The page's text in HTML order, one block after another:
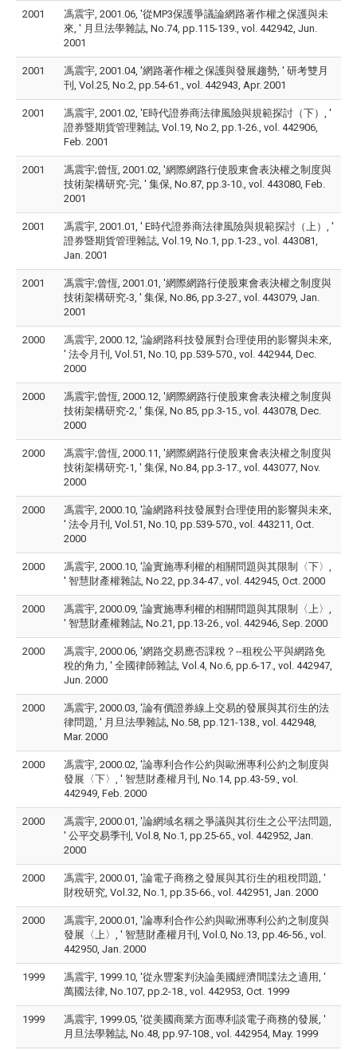
2001
馮震宇, 2001.06, '從MP3保護爭議論網路著作權之保護與未
來, ' 月旦法學雜誌, No.74, pp.115-139., vol. 442942, Jun.
2001
2001
馮震宇, 2001.04, '網路著作權之保護與發展趨勢, ' 研考雙月
刊, Vol.25, No.2, pp.54-61., vol. 442943, Apr. 2001
2001
馮震宇, 2001.02, 'E時代證券商法律風險與規範探討（下）, '
證券暨期貨管理雜誌, Vol.19, No.2, pp.1-26., vol. 442906,
Feb. 2001
2001
馮震宇;曾恆, 2001.02, '網際網路行使股東會表決權之制度與
技術架構研究-完, ' 集保, No.87, pp.3-10., vol. 443080, Feb.
2001
2001
馮震宇, 2001.01, ' E時代證券商法律風險與規範探討（上）, '
證券暨期貨管理雜誌, Vol.19, No.1, pp.1-23., vol. 443081,
Jan. 2001
2001
馮震宇;曾恆, 2001.01, '網際網路行使股東會表決權之制度與
技術架構研究-3, ' 集保, No.86, pp.3-27., vol. 443079, Jan.
2001
2000
馮震宇, 2000.12, '論網路科技發展對合理使用的影響與未來,
' 法令月刊, Vol.51, No.10, pp.539-570., vol. 442944, Dec.
2000
2000
馮震宇;曾恆, 2000.12, '網際網路行使股東會表決權之制度與
技術架構研究-2, ' 集保, No.85, pp.3-15., vol. 443078, Dec.
2000
2000
馮震宇;曾恆, 2000.11, '網際網路行使股東會表決權之制度與
技術架構研究-1, ' 集保, No.84, pp.3-17., vol. 443077, Nov.
2000
2000
馮震宇, 2000.10, '論網路科技發展對合理使用的影響與未來,
' 法令月刊, Vol.51, No.10, pp.539-570., vol. 443211, Oct.
2000
2000
馮震宇, 2000.10, '論實施專利權的相關問題與其限制〈下〉,
' 智慧財產權雜誌, No.22, pp.34-47., vol. 442945, Oct. 2000
2000
馮震宇, 2000.09, '論實施專利權的相關問題與其限制〈上〉,
' 智慧財產權雜誌, No.21, pp.13-26., vol. 442946, Sep. 2000
2000
馮震宇, 2000.06, '網路交易應否課稅？--租稅公平與網路免
稅的角力, ' 全國律師雜誌, Vol.4, No.6, pp.6-17., vol. 442947,
Jun. 2000
2000
馮震宇, 2000.03, '論有價證券線上交易的發展與其衍生的法
律問題, ' 月旦法學雜誌, No.58, pp.121-138., vol. 442948,
Mar. 2000
2000
馮震宇, 2000.02, '論專利合作公約與歐洲專利公約之制度與
發展〈下〉, ' 智慧財產權月刊, No.14, pp.43-59., vol.
442949, Feb. 2000
2000
馮震宇, 2000.01, '論網域名稱之爭議與其衍生之公平法問題,
' 公平交易季刊, Vol.8, No.1, pp.25-65., vol. 442952, Jan.
2000
2000
馮震宇, 2000.01, '論電子商務之發展與其衍生的租稅問題, '
財稅研究, Vol.32, No.1, pp.35-66., vol. 442951, Jan. 2000
2000
馮震宇, 2000.01, '論專利合作公約與歐洲專利公約之制度與
發展〈上〉, ' 智慧財產權月刊, Vol.0, No.13, pp.46-56., vol.
442950, Jan. 2000
1999
馮震宇, 1999.10, '從永豐案判決論美國經濟間諜法之適用, '
萬國法律, No.107, pp.2-18., vol. 442953, Oct. 1999
1999
馮震宇, 1999.05, '從美國商業方面專利談電子商務的發展, '
月旦法學雜誌, No.48, pp.97-108., vol. 442954, May. 1999